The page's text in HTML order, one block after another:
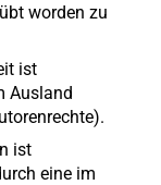
worden zu
ist
Ausland
ist
eine im